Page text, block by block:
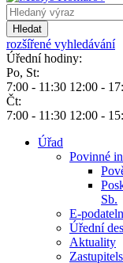
Hledat
rozšířené vyhledávání
Úřední hodiny:
Po, St:
7:00 - 11:30 12:00 -
Čt:
7:00 - 11:30 12:00 -
Úřad
Povinné
Sb.
E-
Úřední
Aktuality